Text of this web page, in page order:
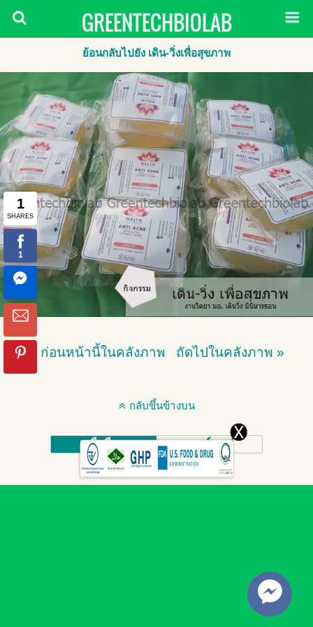
GREENTECHBIOLAB
ย้อนกลับไปยัง เดิน-วิ่งเพื่อสุขภาพ
« ก่อนหน้านี้ในคลังภาพ ถัดไปในคลังภาพ »
กลับขึ้นข้างบน
มือถือ เดสก์ทอป